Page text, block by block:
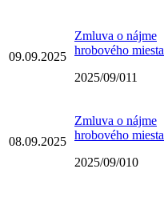
09.09.2025
Zmluva o nájme
hrobového miesta
2025/09/011
08.09.2025
Zmluva o nájme
hrobového miesta
2025/09/010